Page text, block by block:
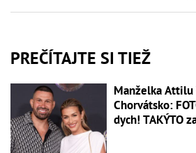
PREČÍTAJTE SI TIEŽ
Manželka Attilu
Chorvátsko:
dych! TAKÝTO